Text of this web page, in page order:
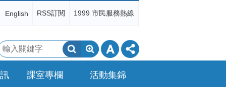
English RSS訂閱 1999 市民服務熱線
搜
尋
課室專欄 活動集錦